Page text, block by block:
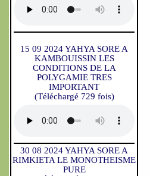
15 09 2024 YAHYA SORE A
KAMBOUISSIN LES
CONDITIONS DE LA
POLYGAMIE TRES
IMPORTANT
(Téléchargé 729 fois)
30 08 2024 YAHYA SORE A
RIMKIETA LE MONOTHEISME
PURE